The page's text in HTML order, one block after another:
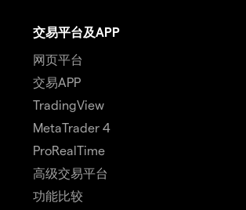
交易平台及APP
网页平台
交易APP
TradingView
MetaTrader 4
ProRealTime
高级交易平台
功能比较